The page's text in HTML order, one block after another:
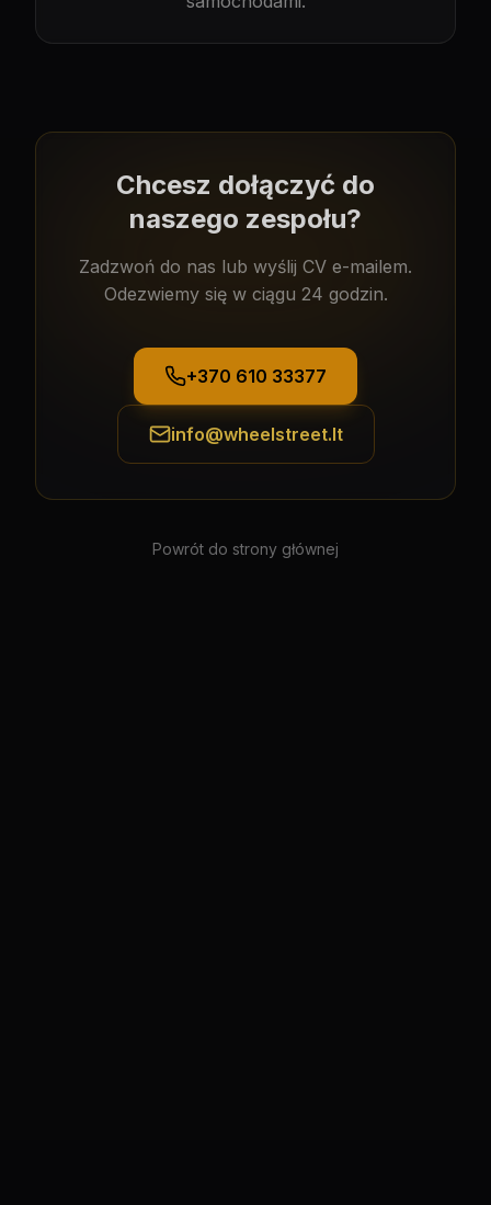
Chcesz dołączyć do
naszego zespołu?
Zadzwoń do nas lub wyślij CV e-mailem.
Odezwiemy się w ciągu 24 godzin.
+370 610 33377
info@wheelstreet.lt
Powrót do strony głównej